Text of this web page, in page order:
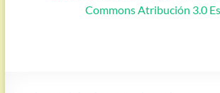
Commons Atribución 3.0